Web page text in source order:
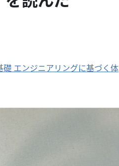
エンジニアリングに基づく体